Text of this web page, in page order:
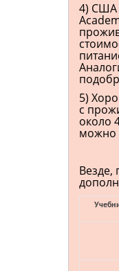
4) США
5)
с
около
можно
Везде,